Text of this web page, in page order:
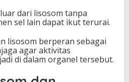
dari lisosom tanpa
sel lain dapat ikut terurai.
lisosom berperan sebagai
agar aktivitas
di dalam organel tersebut.